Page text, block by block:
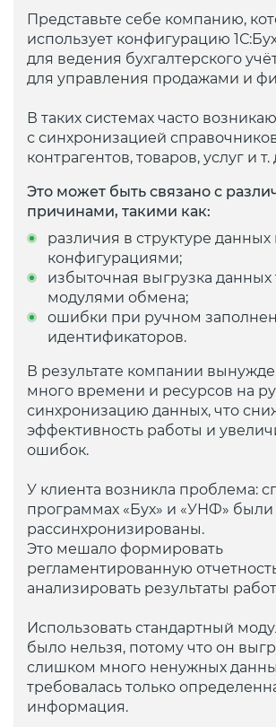
Представьте себе компанию,
использует конфигурацию
для ведения бухгалтерского
для управления продажами и
В таких системах часто
с синхронизацией
контрагентов, товаров, услуг и т.
Это может быть связано с
причинами, такими как:
различия в структуре
конфигурациями;
избыточная выгрузка
модулями обмена;
ошибки при ручном
идентификаторов.
В результате компании
много времени и ресурсов на
синхронизацию данных, что
эффективность работы и
ошибок.
У клиента возникла проблема:
программах «Бух» и «УНФ» были
рассинхронизированы.
Это мешало формировать
регламентированную
анализировать результаты
Использовать стандартный
было нельзя, потому что он
слишком много ненужных
требовалась только
информация.